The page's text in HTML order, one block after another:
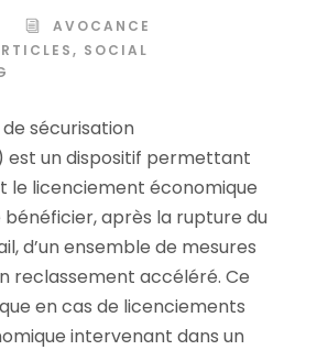
AVOCANCE
, SOCIAL
sécurisation
est un dispositif permettant
le licenciement économique
bénéficier, après la rupture du
d’un ensemble de mesures
reclassement accéléré. Ce
en cas de licenciements
intervenant dans un